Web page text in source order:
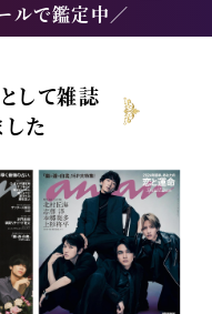
ルで鑑定中／
して雑誌
た